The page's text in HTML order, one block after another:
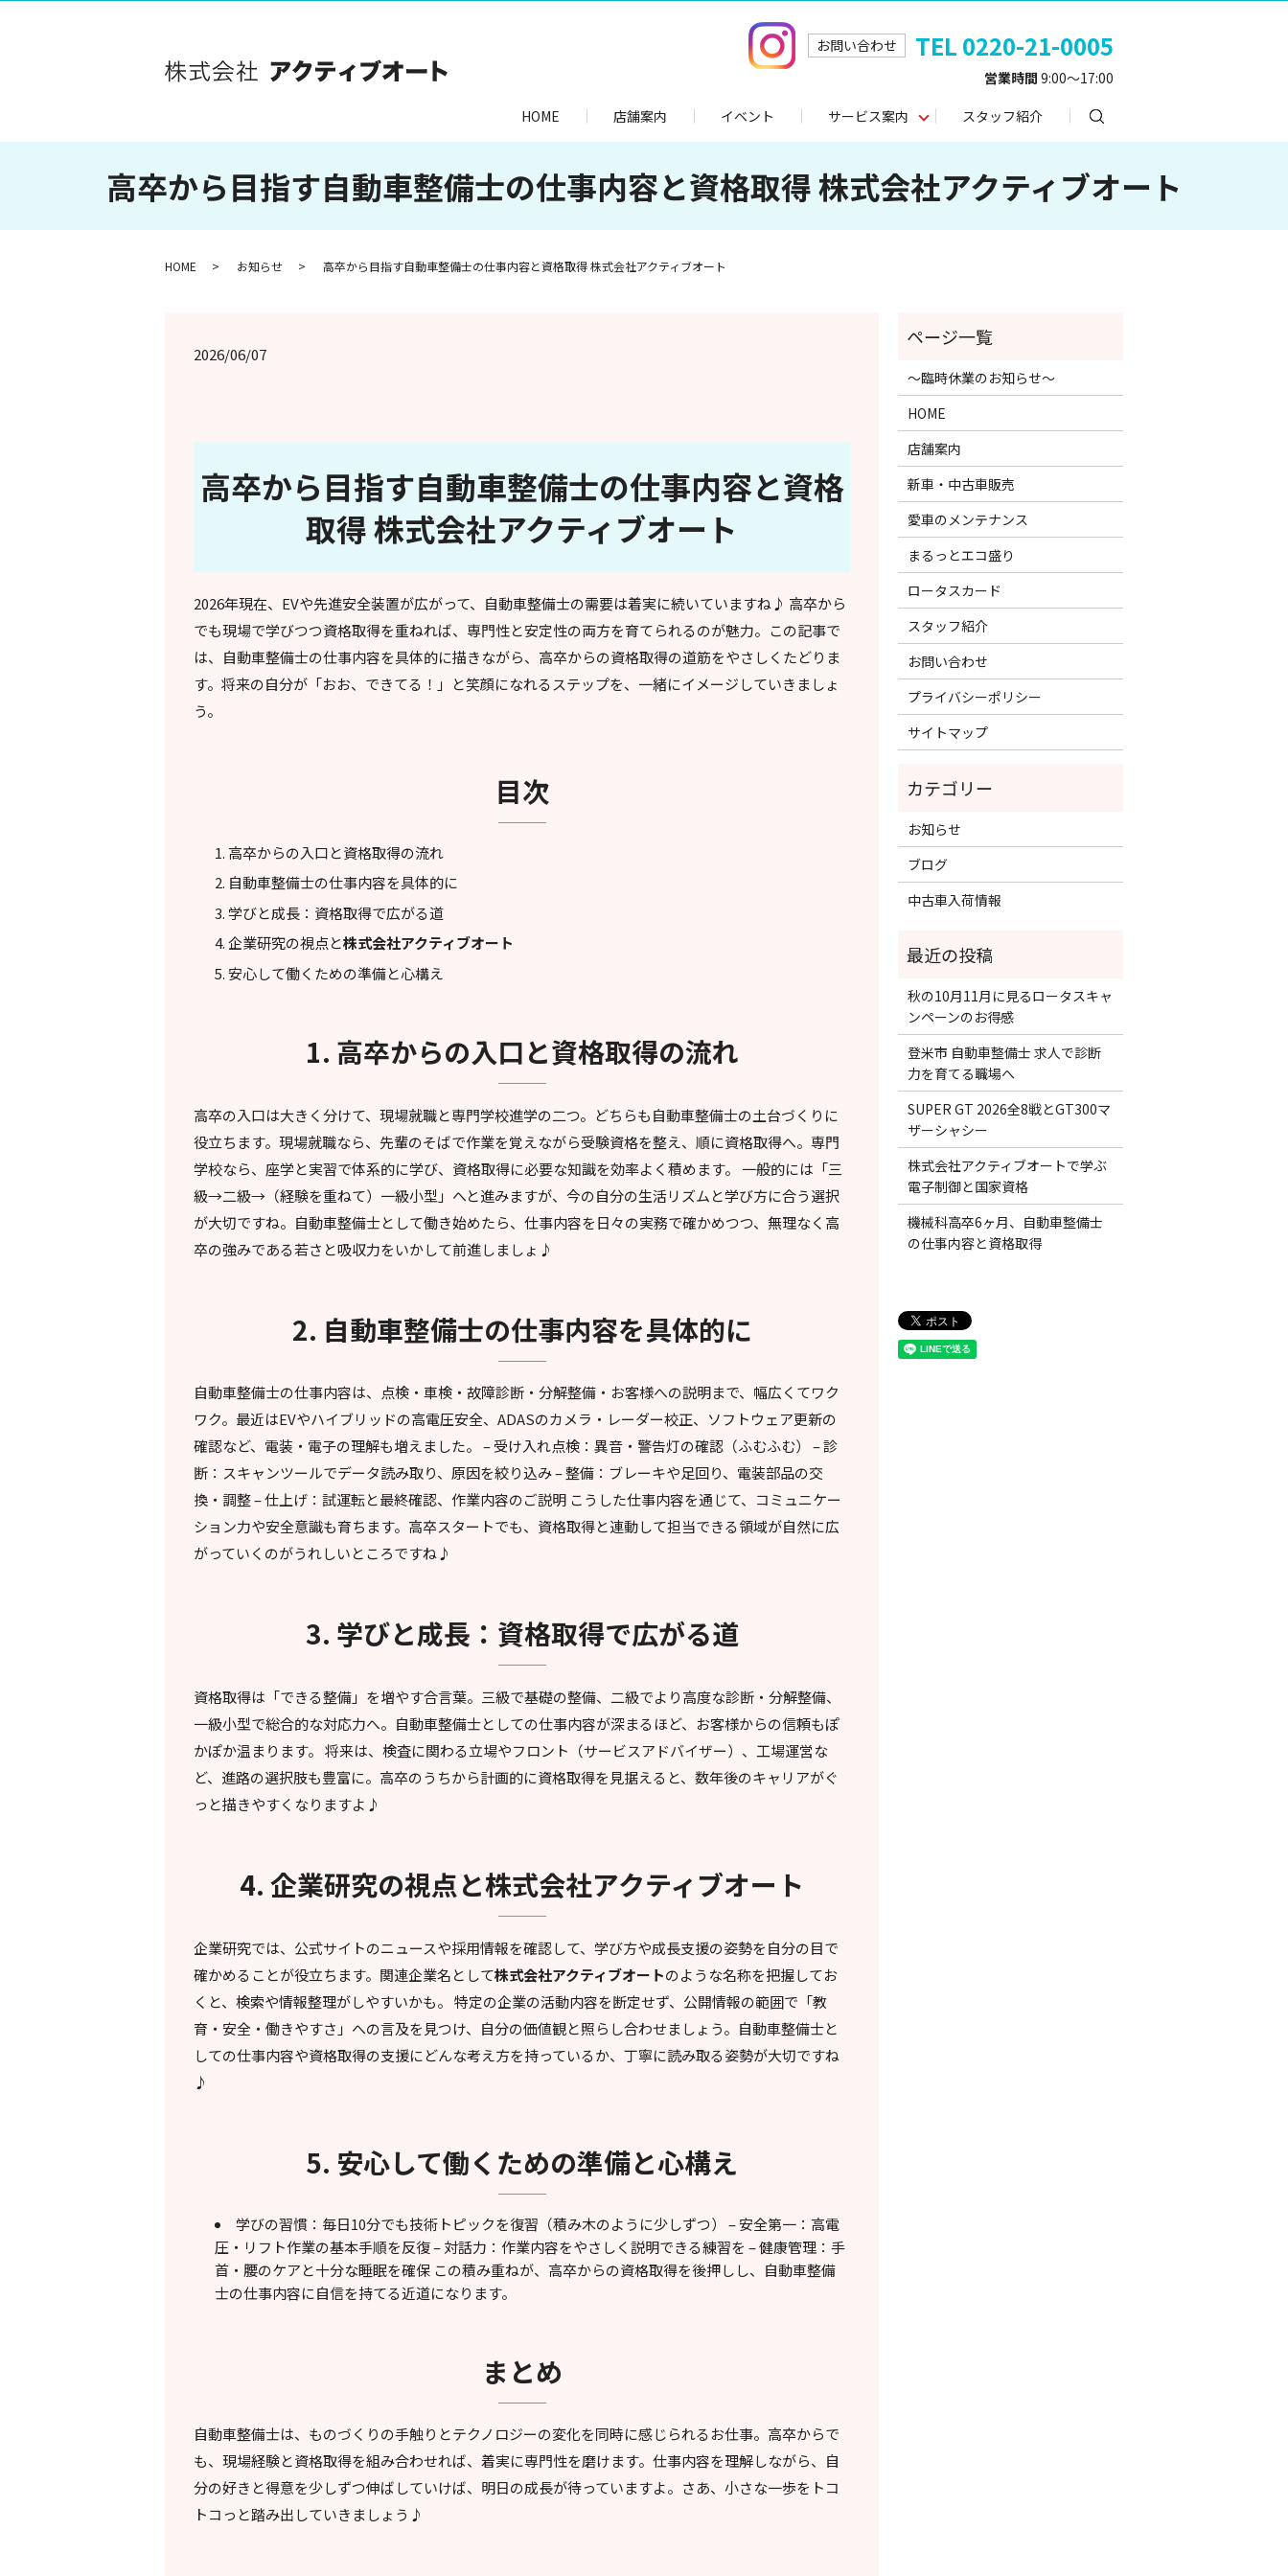
お問い合わせ TEL 0220-21-0005
営業時間 9:00～17:00
HOME
店舗案内 イベント サービス案内 スタッフ紹介 search
高卒から目指す自動車整備士の仕事内容と資格取得 株式会社アクティブオート
HOME お知らせ 高卒から目指す自動車整備士の仕事内容と資格取得 株式会社アクティブオート
2026/06/07
高卒から目指す自動車整備士の仕事内容と資格
取得 株式会社アクティブオート
2026年現在、EVや先進安全装置が広がって、自動車整備士の需要は着実に続いていますね♪ 高卒から
でも現場で学びつつ資格取得を重ねれば、専門性と安定性の両方を育てられるのが魅力。この記事で
は、自動車整備士の仕事内容を具体的に描きながら、高卒からの資格取得の道筋をやさしくたどりま
す。将来の自分が「おお、できてる！」と笑顔になれるステップを、一緒にイメージしていきましょ
う。
目次
高卒からの入口と資格取得の流れ
自動車整備士の仕事内容を具体的に
学びと成長：資格取得で広がる道
企業研究の視点と株式会社アクティブオート
安心して働くための準備と心構え
1. 高卒からの入口と資格取得の流れ
高卒の入口は大きく分けて、現場就職と専門学校進学の二つ。どちらも自動車整備士の土台づくりに
役立ちます。現場就職なら、先輩のそばで作業を覚えながら受験資格を整え、順に資格取得へ。専門
学校なら、座学と実習で体系的に学び、資格取得に必要な知識を効率よく積めます。 一般的には「三
級→二級→（経験を重ねて）一級小型」へと進みますが、今の自分の生活リズムと学び方に合う選択
が大切ですね。自動車整備士として働き始めたら、仕事内容を日々の実務で確かめつつ、無理なく高
卒の強みである若さと吸収力をいかして前進しましょ♪
2. 自動車整備士の仕事内容を具体的に
自動車整備士の仕事内容は、点検・車検・故障診断・分解整備・お客様への説明まで、幅広くてワク
ワク。最近はEVやハイブリッドの高電圧安全、ADASのカメラ・レーダー校正、ソフトウェア更新の
確認など、電装・電子の理解も増えました。 – 受け入れ点検：異音・警告灯の確認（ふむふむ） – 診
断：スキャンツールでデータ読み取り、原因を絞り込み – 整備：ブレーキや足回り、電装部品の交
換・調整 – 仕上げ：試運転と最終確認、作業内容のご説明 こうした仕事内容を通じて、コミュニケー
ション力や安全意識も育ちます。高卒スタートでも、資格取得と連動して担当できる領域が自然に広
がっていくのがうれしいところですね♪
3. 学びと成長：資格取得で広がる道
資格取得は「できる整備」を増やす合言葉。三級で基礎の整備、二級でより高度な診断・分解整備、
一級小型で総合的な対応力へ。自動車整備士としての仕事内容が深まるほど、お客様からの信頼もぽ
かぽか温まります。 将来は、検査に関わる立場やフロント（サービスアドバイザー）、工場運営な
ど、進路の選択肢も豊富に。高卒のうちから計画的に資格取得を見据えると、数年後のキャリアがぐ
っと描きやすくなりますよ♪
4. 企業研究の視点と株式会社アクティブオート
企業研究では、公式サイトのニュースや採用情報を確認して、学び方や成長支援の姿勢を自分の目で
確かめることが役立ちます。関連企業名として株式会社アクティブオートのような名称を把握してお
くと、検索や情報整理がしやすいかも。 特定の企業の活動内容を断定せず、公開情報の範囲で「教
育・安全・働きやすさ」への言及を見つけ、自分の価値観と照らし合わせましょう。自動車整備士と
しての仕事内容や資格取得の支援にどんな考え方を持っているか、丁寧に読み取る姿勢が大切ですね
♪
5. 安心して働くための準備と心構え
学びの習慣：毎日10分でも技術トピックを復習（積み木のように少しずつ） – 安全第一：高電
圧・リフト作業の基本手順を反復 – 対話力：作業内容をやさしく説明できる練習を – 健康管理：手
首・腰のケアと十分な睡眠を確保 この積み重ねが、高卒からの資格取得を後押しし、自動車整備
士の仕事内容に自信を持てる近道になります。
まとめ
自動車整備士は、ものづくりの手触りとテクノロジーの変化を同時に感じられるお仕事。高卒からで
も、現場経験と資格取得を組み合わせれば、着実に専門性を磨けます。仕事内容を理解しながら、自
分の好きと得意を少しずつ伸ばしていけば、明日の成長が待っていますよ。さあ、小さな一歩をトコ
トコっと踏み出していきましょう♪
～臨時休業のお知らせ～
HOME
店舗案内
新車・中古車販売
愛車のメンテナンス
まるっとエコ盛り
ロータスカード
スタッフ紹介
お問い合わせ
プライバシーポリシー
サイトマップ
お知らせ
ブログ
中古車入荷情報
秋の10月11月に見るロータスキャ
ンペーンのお得感
登米市 自動車整備士 求人で診断
力を育てる職場へ
SUPER GT 2026全8戦とGT300マ
ザーシャシー
株式会社アクティブオートで学ぶ
電子制御と国家資格
機械科高卒6ヶ月、自動車整備士
の仕事内容と資格取得